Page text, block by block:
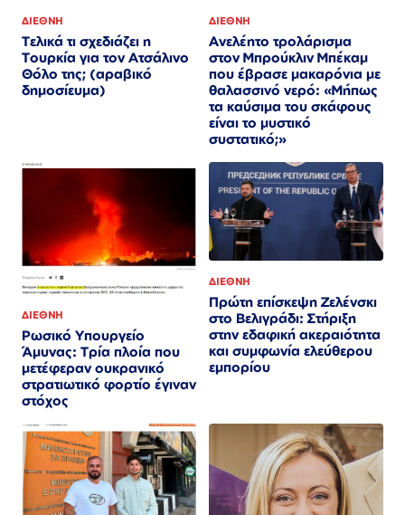
ΔΙΕΘΝΗ
Τελικά τι σχεδιάζει η
Τουρκία για τον Ατσάλινο
Θόλο της; (αραβικό
δημοσίευμα)
ΔΙΕΘΝΗ
Ανελέητο τρολάρισμα
στον Μπρούκλιν Μπέκαμ
που έβρασε μακαρόνια με
θαλασσινό νερό: «Μήπως
τα καύσιμα του σκάφους
είναι το μυστικό
συστατικό;»
ΔΙΕΘΝΗ
Ρωσικό Υπουργείο
Άμυνας: Τρία πλοία που
μετέφεραν ουκρανικό
στρατιωτικό φορτίο έγιναν
στόχος
ΔΙΕΘΝΗ
Πρώτη επίσκεψη Ζελένσκι
στο Βελιγράδι: Στήριξη
στην εδαφική ακεραιότητα
και συμφωνία ελεύθερου
εμπορίου